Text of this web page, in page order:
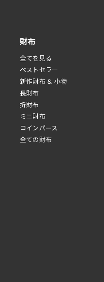
財布
全てを見る
べストセラー
新作財布 & 小物
長財布
折財布
ミニ財布
コインパース
全ての財布